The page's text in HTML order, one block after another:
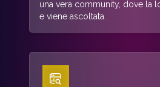
una vera community, dove la
e viene ascoltata.